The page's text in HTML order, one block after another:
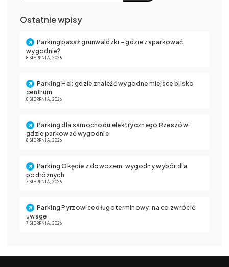
Ostatnie wpisy
Parking pasaż grunwaldzki – gdzie zaparkować
wygodnie?
8 SIERPNIA, 2026
Parking Hel: gdzie znaleźć wygodne miejsce blisko
centrum
8 SIERPNIA, 2026
Parking dla samochodu elektrycznego Rzeszów:
gdzie parkować wygodnie
8 SIERPNIA, 2026
Parking Okęcie z dowozem: wygodny wybór dla
podróżnych
7 SIERPNIA, 2026
Parking Pyrzowice długoterminowy: na co zwrócić
uwagę
7 SIERPNIA, 2026